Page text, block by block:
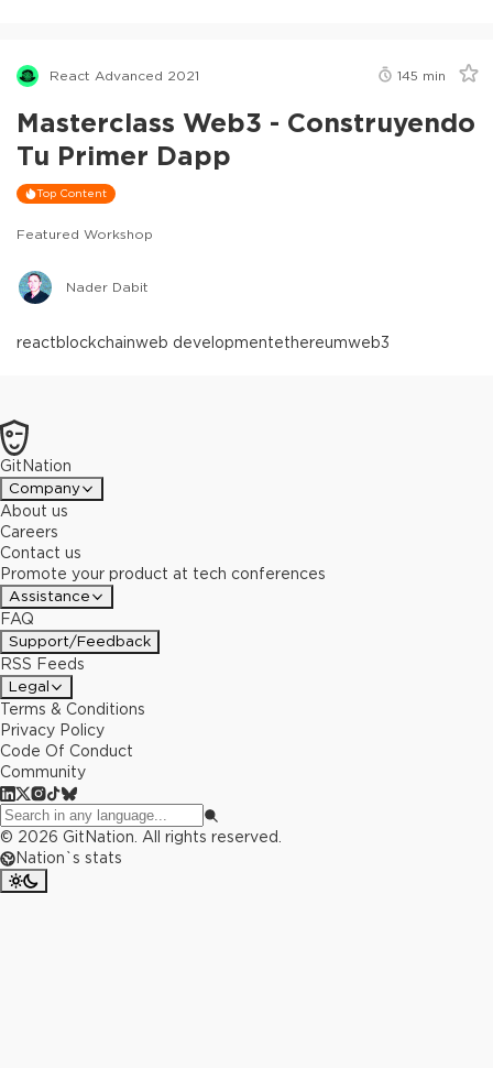
React Advanced 2021 145 min
Masterclass Web3 - Construyendo
Tu Primer Dapp
Top Content
Featured Workshop
Nader Dabit
reactblockchainweb developmentethereumweb3
GitNation
Company
About us
Careers
Contact us
Promote your product at tech conferences
Assistance
FAQ
Support/Feedback
RSS Feeds
Legal
Terms & Conditions
Privacy Policy
Code Of Conduct
Community
© 2026 GitNation. All rights reserved.
Nation`s stats